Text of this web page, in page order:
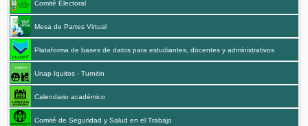
Comité Electoral
Mesa de Partes Virtual
Plataforma de bases de datos para estudiantes, docentes y administrativos
Unap Iquitos - Turnitin
Calendario académico
Comité de Seguridad y Salud en el Trabajo